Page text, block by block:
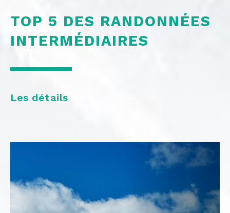
TOP 5 DES RANDONNÉES
INTERMÉDIAIRES
Les détails